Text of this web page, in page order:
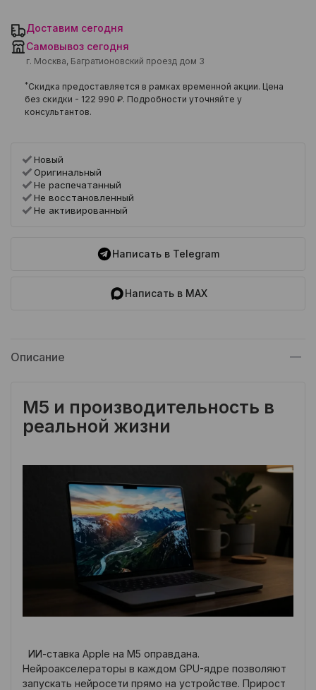
Доставим сегодня
Самовывоз сегодня
г. Москва, Багратионовский проезд дом 3
*Скидка предоставляется в рамках временной акции. Цена
без скидки - 122 990 ₽. Подробности уточняйте у
консультантов.
Новый
Оригинальный
Не распечатанный
Не восстановленный
Не активированный
Написать в Telegram
Написать в MAX
Описание
M5 и производительность в
реальной жизни
ИИ-ставка Apple на M5 оправдана.
Нейроакселераторы в каждом GPU-ядре позволяют
запускать нейросети прямо на устройстве. Прирост